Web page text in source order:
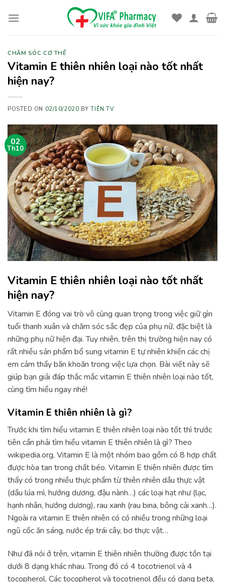
CHĂM SÓC CƠ THỂ
Vitamin E thiên nhiên loại nào tốt nhất
hiện nay?
POSTED ON 02/10/2020 BYTIÊN TV
02
Th10
Vitamin E thiên nhiên loại nào tốt nhất
hiện nay?
Vitamin E đóng vai trò vô cùng quan trọng trong việc giữ gìn
tuổi thanh xuân và chăm sóc sắc đẹp của phụ nữ, đặc biệt là
những phụ nữ hiện đại. Tuy nhiên, trên thị trường hiện nay có
rất nhiều sản phẩm bổ sung vitamin E tự nhiên khiến các chị
em cảm thấy băn khoăn trong việc lựa chọn. Bài viết này sẽ
giúp bạn giải đáp thắc mắc vitamin E thiên nhiên loại nào tốt,
cùng tìm hiểu ngay nhé!
Vitamin E thiên nhiên là gì?
Trước khi tìm hiểu vitamin E thiên nhiên loại nào tốt thì trước
tiên cần phải tìm hiểu vitamin E thiên nhiên là gì? Theo
wikipedia.org, Vitamin E là một nhóm bao gồm có 8 hợp chất
được hòa tan trong chất béo. Vitamin E thiên nhiên được tìm
thấy có trong nhiều thực phẩm từ thiên nhiên dầu thực vật
(dầu lúa mì, hướng dương, đậu nành…) các loại hạt như (lạc,
hạnh nhân, hướng dương), rau xanh (rau bina, bông cải xanh…).
Ngoài ra vitamin E thiên nhiên có có nhiều trong những loại
ngũ cốc ăn sáng, nước ép trái cây, bơ thực vật…
Như đã nói ở trên, vitamin E thiên nhiên thường được tồn tại
dưới 8 dạng khác nhau. Trong đó có 4 tocotrienol và 4
tocopherol. Các tocopherol và tocotrienol đều có dạng beta,